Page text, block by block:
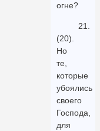
огне?
21.
(20).
Но
те,
которые
убоялись
своего
Господа,
для